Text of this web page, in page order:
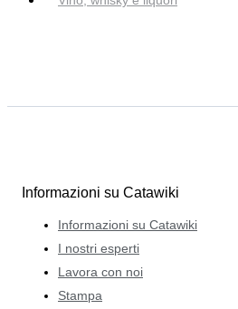
Informazioni su Catawiki
Informazioni su Catawiki
I nostri esperti
Lavora con noi
Stampa